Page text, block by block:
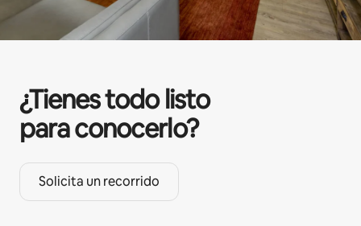
¿Tienes todo listo
para conocerlo?
Solicita un recorrido